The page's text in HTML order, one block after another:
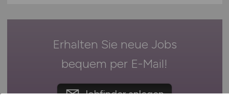
Erhalten Sie neue Jobs
bequem per E-Mail!
Jobfinder anlegen